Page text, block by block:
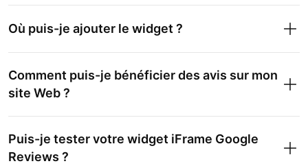
Où puis-je ajouter le widget ?
Comment puis-je bénéficier des avis sur mon
site Web ?
Puis-je tester votre widget iFrame Google
Reviews ?